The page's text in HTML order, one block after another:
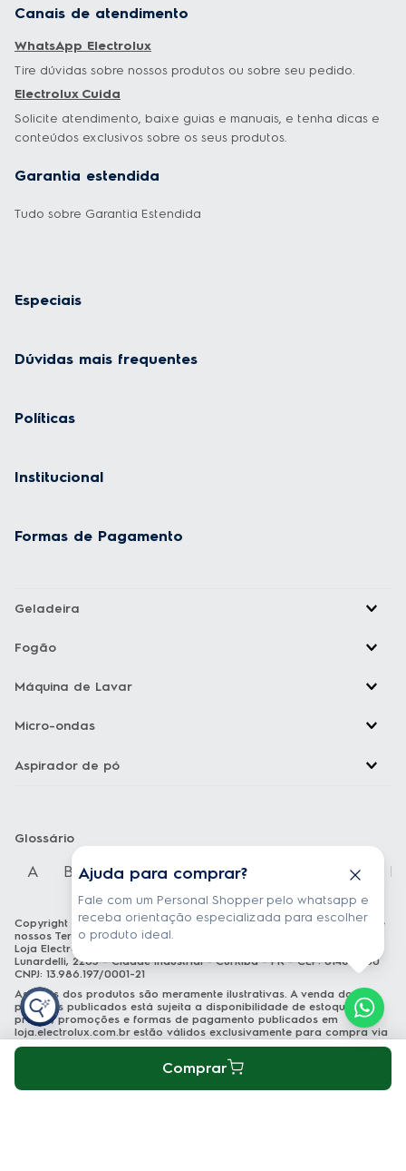
Ajuda para comprar?
Fale com um Personal Shopper pelo whatsapp e
receba orientação especializada para escolher
o produto ideal.
Comprar
Canais de atendimento
WhatsApp Electrolux
Tire dúvidas sobre nossos produtos ou sobre seu pedido.
Electrolux Cuida
Solicite atendimento, baixe guias e manuais, e tenha dicas e
conteúdos exclusivos sobre os seus produtos.
Garantia estendida
Tudo sobre Garantia Estendida
Especiais
Dúvidas mais frequentes
Políticas
Institucional
Formas de Pagamento
Geladeira
Fogão
Máquina de Lavar
Micro-ondas
Aspirador de pó
Glossário
A B C D E F G J K
Copyright Electrolux © 2026 — Todos os direitos reservados. Acesse
nossos Termos e condiçõese
Loja Electrolux Comércio virtual de eletrodomésticos LTDA Rua João
Lunardelli, 2205 - Cidade Industrial - Curitiba - PR - CEP: 81460-100
CNPJ: 13.986.197/0001-21
As fotos dos produtos são meramente ilustrativas. A venda dos
produtos publicados está sujeita a disponibilidade de estoque. Os
preços, promoções e formas de pagamento publicados em
loja.electrolux.com.brestão válidos exclusivamente para compra via
site no endereço mencionado. As especificações técnicas e
descrições estão sujeitas a alterações sem aviso prévio.